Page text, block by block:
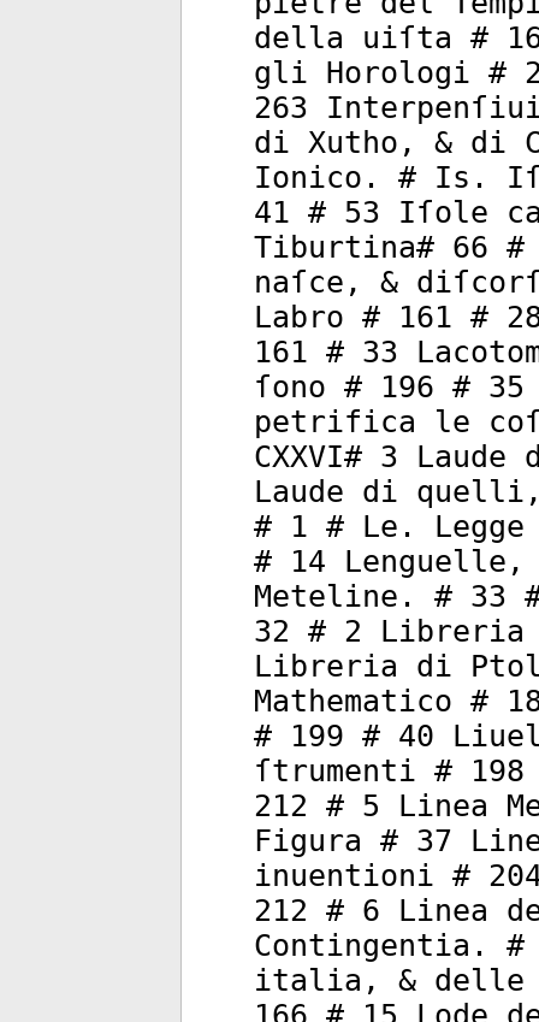
della uiſta #
gli Horologi #
263
di Xutho, & di
Ionico. # Is.
41 # 53 Iſole
Tiburtina# 66 #
naſce, &
Labro # 161 #
161 # 33
ſono # 196 #
petrifica le
CXXVI# 3
Laude di
# 1 # Le.
# 14
Meteline. # 33
32 # 2
Libreria di
Mathematico #
# 199 # 40
ſtrumenti #
212 # 5 Linea
Figura # 37
inuentioni #
212 # 6 Linea
Contingentia.
italia, & delle